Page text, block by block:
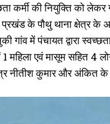
कर्मी की नियुक्ति को
प्रखंड के पौथु थाना क्षेत्र के
में पंचायत द्वारा
एवं मासूम सहित 4
नीतीश कुमार और अंकित